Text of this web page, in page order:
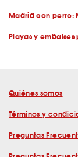
Madrid con perro:
Playas y
Quiénes somos
Términos y
Preguntas